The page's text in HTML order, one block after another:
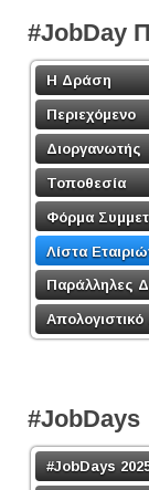
#JobDay
Η Δράση
Περιεχόμενο
Διοργανωτής
Τοποθεσία
Φόρμα
Λίστα
Παράλληλες
#JobDays
#JobDays